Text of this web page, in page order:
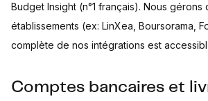
Budget Insight (n°1 français). Nous gérons
établissements (ex: LinXea, Boursorama,
complète de nos intégrations est
Comptes bancaires et